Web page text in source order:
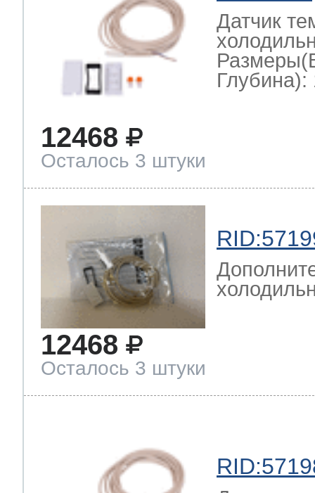
Датчик
Глубина):
12468
Осталось 3 штуки
12468
Осталось 3 штуки